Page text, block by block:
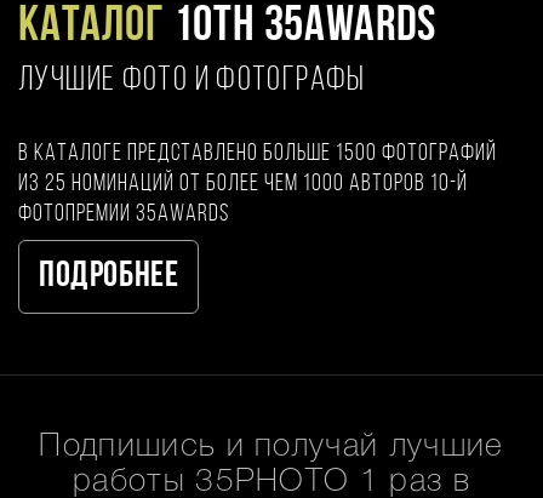
Каталог 10TH 35AWARDS
ЛУЧШИЕ ФОТО И ФОТОГРАФЫ
В каталоге представлено больше 1500 фотографий
из 25 номинаций от более чем 1000 авторов 10-й
фотопремии 35AWARDS
Подробнее
Подпишись и получай лучшие
работы 35PHOTO 1 раз в